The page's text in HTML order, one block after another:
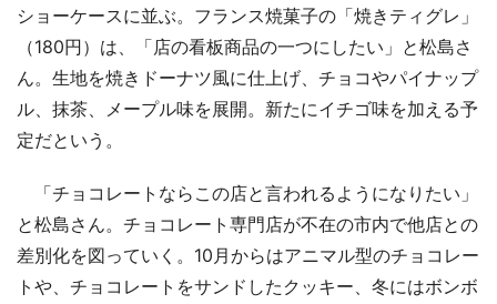
ショーケースに並ぶ。フランス焼菓子の「焼きティグレ」
（180円）は、「店の看板商品の一つにしたい」と松島さ
ん。生地を焼きドーナツ風に仕上げ、チョコやパイナップ
ル、抹茶、メープル味を展開。新たにイチゴ味を加える予
定だという。
「チョコレートならこの店と言われるようになりたい」
と松島さん。チョコレート専門店が不在の市内で他店との
差別化を図っていく。10月からはアニマル型のチョコレー
トや、チョコレートをサンドしたクッキー、冬にはボンボ